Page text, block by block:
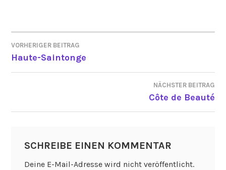
BEITRAGSNAVIGATION
VORHERIGER BEITRAG
Haute-Saintonge
NÄCHSTER BEITRAG
Côte de Beauté
SCHREIBE EINEN KOMMENTAR
Deine E-Mail-Adresse wird nicht veröffentlicht.